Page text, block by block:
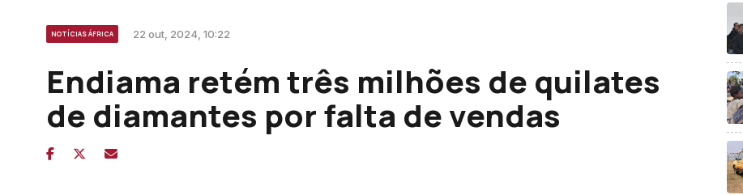
NOTÍCIAS ÁFRICA 22 out, 2024, 10:22
Endiama retém três milhões de quilates
de diamantes por falta de vendas